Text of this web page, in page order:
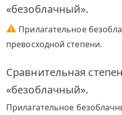
«безоблачный».
⚠ Прилагательное
превосходной степени.
Сравнительная
«безоблачный».
Прилагательное